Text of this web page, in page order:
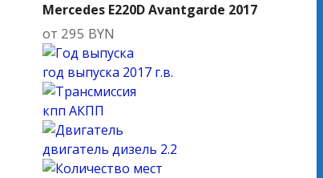
Mercedes E220D Avantgarde 2017
от 295 BYN
год выпуска 2017 г.в.
кпп АКПП
двигатель дизель 2.2